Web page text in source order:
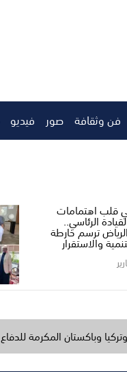
فن وثقافة صور فيديو
قلب اهتمامات
الرئاسي..
ترسم خارطة
والاستقرار
المكرمة للدفاع المشترك